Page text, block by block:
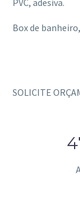
Box de
SOLICITE